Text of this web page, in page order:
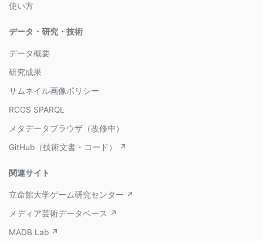
使い方
データ・研究・技術
データ概要
研究成果
サムネイル画像ポリシー
RCGS SPARQL
メタデータブラウザ（改修中）
GitHub（技術文書・コード） ↗
関連サイト
立命館大学ゲーム研究センター ↗
メディア芸術データベース ↗
MADB Lab ↗